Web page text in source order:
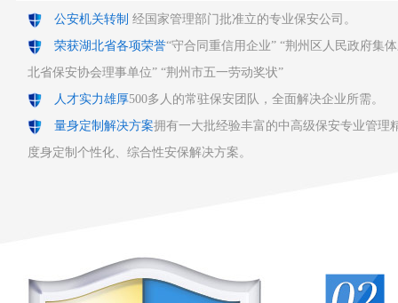
公安机关转制 经国家管理部门批准立的专业保安公司。
荣获湖北省各项荣誉“守合同重信用企业” “荆州区人民政府集
北省保安协会理事单位” “荆州市五一劳动奖状”
人才实力雄厚500多人的常驻保安团队，全面解决企业所需。
量身定制解决方案拥有一大批经验丰富的中高级保安专业管理
度身定制个性化、综合性安保解决方案。